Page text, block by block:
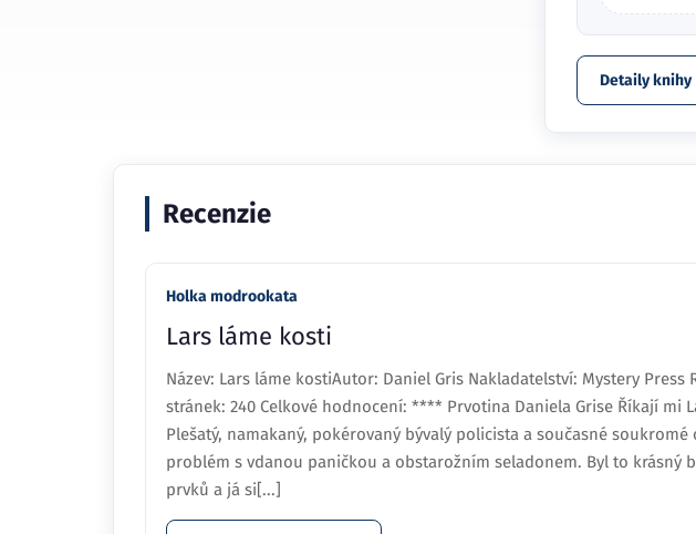
Detaily knihy
Recenzie
Holka modrookata
Lars láme kosti
Název: Lars láme kostiAutor: Daniel Gris Nakladatelství: Mystery Press
stránek: 240 Celkové hodnocení: **** Prvotina Daniela Grise Říkají mi
Plešatý, namakaný, pokérovaný bývalý policista a současné
problém s vdanou paničkou a obstarožním seladonem. Byl to krásný
prvků a já si[...]